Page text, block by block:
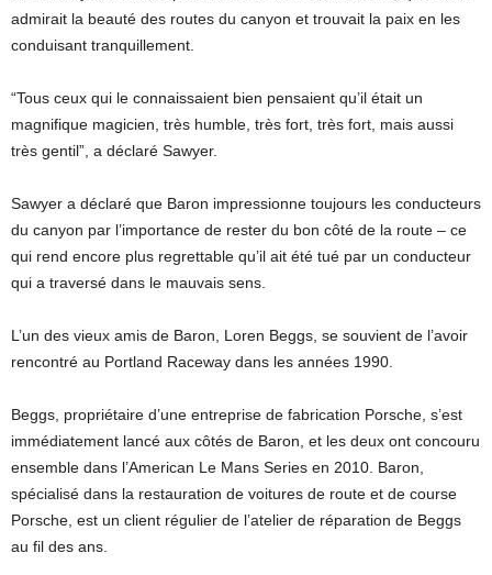
admirait la beauté des routes du canyon et trouvait la paix en les
conduisant tranquillement.
“Tous ceux qui le connaissaient bien pensaient qu’il était un
magnifique magicien, très humble, très fort, très fort, mais aussi
très gentil”, a déclaré Sawyer.
Sawyer a déclaré que Baron impressionne toujours les conducteurs
du canyon par l’importance de rester du bon côté de la route – ce
qui rend encore plus regrettable qu’il ait été tué par un conducteur
qui a traversé dans le mauvais sens.
L’un des vieux amis de Baron, Loren Beggs, se souvient de l’avoir
rencontré au Portland Raceway dans les années 1990.
Beggs, propriétaire d’une entreprise de fabrication Porsche, s’est
immédiatement lancé aux côtés de Baron, et les deux ont concouru
ensemble dans l’American Le Mans Series en 2010. Baron,
spécialisé dans la restauration de voitures de route et de course
Porsche, est un client régulier de l’atelier de réparation de Beggs
au fil des ans.